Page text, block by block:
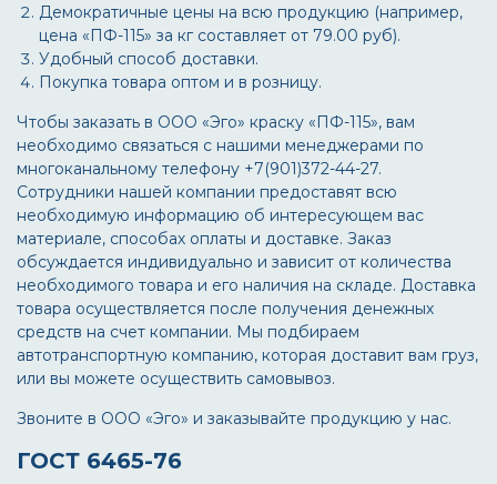
Демократичные цены на всю продукцию (например,
цена «ПФ-115» за кг составляет от 79.00 руб).
Удобный способ доставки.
Покупка товара оптом и в розницу.
Чтобы заказать в ООО «Эго» краску «ПФ-115», вам
необходимо связаться с нашими менеджерами по
многоканальному телефону +7(901)372-44-27.
Сотрудники нашей компании предоставят всю
необходимую информацию об интересующем вас
материале, способах оплаты и доставке. Заказ
обсуждается индивидуально и зависит от количества
необходимого товара и его наличия на складе. Доставка
товара осуществляется после получения денежных
средств на счет компании. Мы подбираем
автотранспортную компанию, которая доставит вам груз,
или вы можете осуществить самовывоз.
Звоните в ООО «Эго» и заказывайте продукцию у нас.
ГОСТ 6465-76